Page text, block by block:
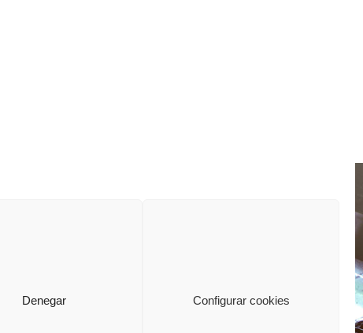
Denegar Configurar cookies
30369 – La Unión (Murcia)